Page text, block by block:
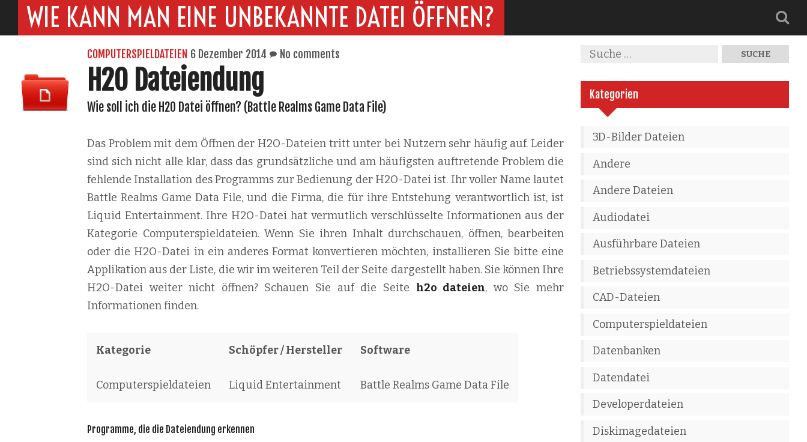
WIE KANN MAN EINE UNBEKANNTE DATEI ÖFFNEN?
COMPUTERSPIELDATEIEN 6 Dezember 2014 No comments
H2O Dateiendung
Wie soll ich die H2O Datei öffnen? (Battle Realms Game Data File)
Das Problem mit dem Öffnen der H2O-Dateien tritt unter bei Nutzern sehr häufig auf. Leider
sind sich nicht alle klar, dass das grundsätzliche und am häufigsten auftretende Problem die
fehlende Installation des Programms zur Bedienung der H2O-Datei ist. Ihr voller Name lautet
Battle Realms Game Data File, und die Firma, die für ihre Entstehung verantwortlich ist, ist
Liquid Entertainment. Ihre H2O-Datei hat vermutlich verschlüsselte Informationen aus der
Kategorie Computerspieldateien. Wenn Sie ihren Inhalt durchschauen, öffnen, bearbeiten
oder die H2O-Datei in ein anderes Format konvertieren möchten, installieren Sie bitte eine
Applikation aus der Liste, die wir im weiteren Teil der Seite dargestellt haben. Sie können Ihre
H2O-Datei weiter nicht öffnen? Schauen Sie auf die Seite h2o dateien, wo Sie mehr
Informationen finden.
Kategorie Schöpfer / Hersteller Software
Computerspieldateien Liquid Entertainment Battle Realms Game Data File
Programme, die die Dateiendung erkennen
Kategorien
3D-Bilder Dateien
Andere
Andere Dateien
Audiodatei
Ausführbare Dateien
Betriebssystemdateien
CAD-Dateien
Computerspieldateien
Datenbanken
Datendatei
Developerdateien
Diskimagedateien